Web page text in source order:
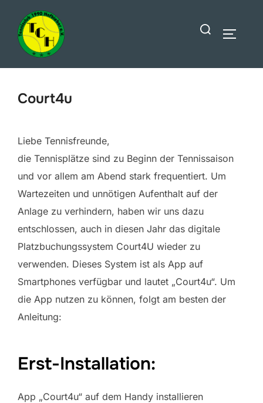
Inhalt
springen
Suchen
Court4u
Liebe Tennisfreunde,
die Tennisplätze sind zu Beginn der Tennissaison
und vor allem am Abend stark frequentiert. Um
Wartezeiten und unnötigen Aufenthalt auf der
Anlage zu verhindern, haben wir uns dazu
entschlossen, auch in diesen Jahr das digitale
Platzbuchungssystem Court4U wieder zu
verwenden. Dieses System ist als App auf
Smartphones verfügbar und lautet „Court4u“. Um
die App nutzen zu können, folgt am besten der
Anleitung:
Erst-Installation:
App „Court4u“ auf dem Handy installieren